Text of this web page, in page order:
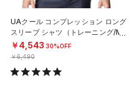
UAクール コンプレッション ロング
スリーブ シャツ（トレーニング/ME
N）
￥4,543 30%OFF
￥6,490